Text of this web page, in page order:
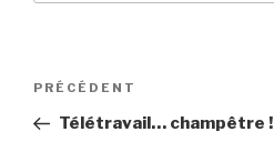
Navigation
l’article
Article
précédent
PRÉCÉDENT
Télétravail… champêtre !